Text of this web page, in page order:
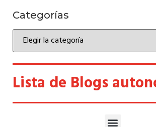
Categorías
Lista de Blogs